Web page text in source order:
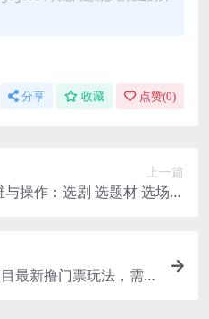
分享 收藏 点赞(0)
上一篇
操作：选剧 选题材 选场景
最新撸门票玩法，需